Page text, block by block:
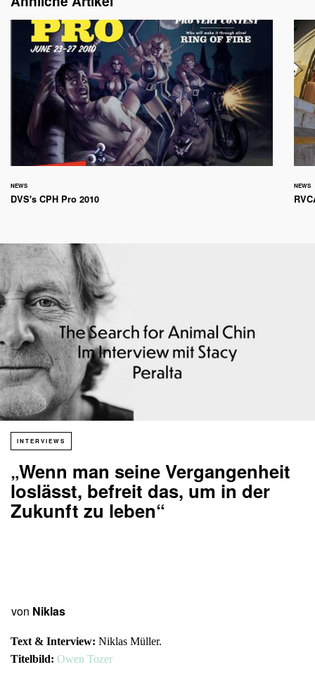
NEWS
DVS's CPH Pro 2010
NEWS
INTERVIEWS
„Wenn man seine Vergangenheit
loslässt, befreit das, um in der
Zukunft zu leben“
von Niklas
Text & Interview: Niklas Müller.
Titelbild: Owen Tozer